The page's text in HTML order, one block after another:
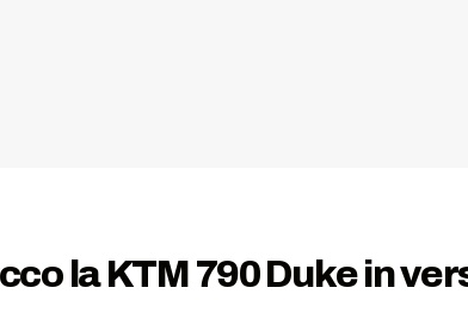
la KTM 790 Duke in